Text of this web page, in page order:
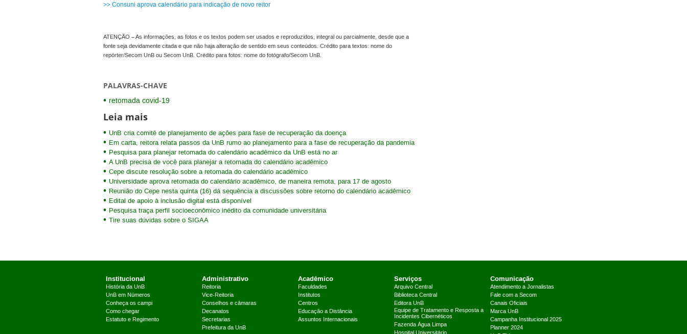
>> Consuni aprova calendário para indicação de novo reitor
ATENÇÃO – As informações, as fotos e os textos podem ser usados e reproduzidos, integral ou parcialmente, desde que a
fonte seja devidamente citada e que não haja alteração de sentido em seus conteúdos. Crédito para textos: nome do
repórter/Secom UnB ou Secom UnB. Crédito para fotos: nome do fotógrafo/Secom UnB.
PALAVRAS-CHAVE
retomada covid-19
Leia mais
UnB cria comitê de planejamento de ações para fase de recuperação da doença
Em carta, reitora relata passos da UnB rumo ao planejamento para a fase de recuperação da pandemia
Pesquisa para planejar retomada do calendário acadêmico da UnB está no ar
A UnB precisa de você para planejar a retomada do calendário acadêmico
Cepe discute resolução sobre a retomada do calendário acadêmico
Universidade aprova retomada do calendário acadêmico, de maneira remota, para 17 de agosto
Reunião do Cepe nesta quinta (16) dá sequência a discussões sobre retorno do calendário acadêmico
Edital de apoio à inclusão digital está disponível
Pesquisa traça perfil socioeconômico inédito da comunidade universitária
Tire suas dúvidas sobre o SIGAA
Institucional
História da UnB
UnB em Números
Conheça os campi
Como chegar
Estatuto e Regimento
Administrativo
Reitoria
Vice-Reitoria
Conselhos e câmaras
Decanatos
Secretarias
Prefeitura da UnB
Acadêmico
Faculdades
Institutos
Centros
Educação a Distância
Assuntos Internacionais
Serviços
Arquivo Central
Biblioteca Central
Editora UnB
Equipe de Tratamento e Resposta a
Incidentes Cibernéticos
Fazenda Água Limpa
Comunicação
Atendimento a Jornalistas
Fale com a Secom
Canais Oficiais
Marca UnB
Campanha Institucional 2025
Planner 2024